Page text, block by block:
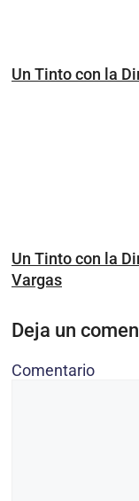
Un Tinto con la
Un Tinto con la
Vargas
Deja un
Comentario